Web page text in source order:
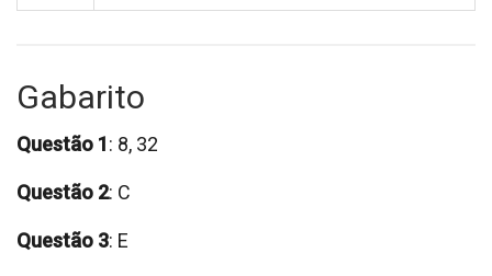
Gabarito
Questão 1: 8, 32
Questão 2: C
Questão 3: E